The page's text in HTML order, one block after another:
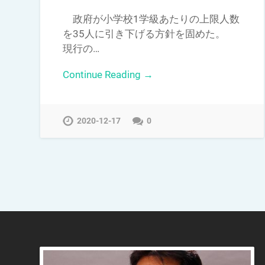
政府が小学校1学級あたりの上限人数
を35人に引き下げる方針を固めた。
現行の…
Continue Reading →
2020-12-17 0